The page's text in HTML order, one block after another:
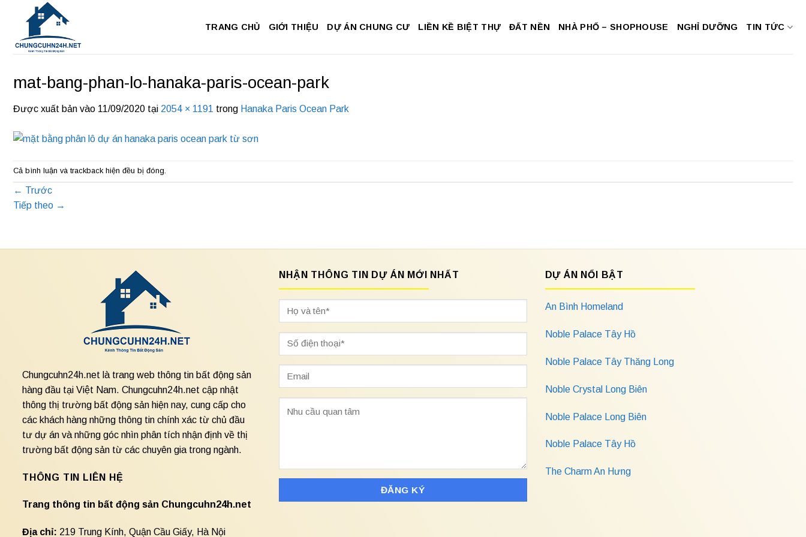
dung
TRANG CHỦ GIỚI THIỆU DỰ ÁN CHUNG CƯ LIỀN KỀ BIỆT THỰ ĐẤT NỀN NHÀ PHỐ – SHOPHOUSE NGHỈ DƯỠNG TIN TỨC
mat-bang-phan-lo-hanaka-paris-ocean-park
Được xuất bản vào 11/09/2020 tại 2054 × 1191 trong Hanaka Paris Ocean Park
Cả bình luận và trackback hiện đều bị đóng.
← Trước
Tiếp theo →
Chungcuhn24h.net là trang web thông tin bất động sản
hàng đầu tại Việt Nam. Chungcuhn24h.net cập nhật
thông thị trường bất động sản hiện nay, cung cấp cho
các khách hàng những thông tin chính xác từ chủ đầu
tư dự án và những góc nhìn phân tích nhận định về thị
trường bất động sản từ các chuyên gia trong ngành.
THÔNG TIN LIÊN HỆ
Trang thông tin bất động sản Chungcuhn24h.net
Địa chỉ: 219 Trung Kính, Quận Cầu Giấy, Hà Nội
NHẬN THÔNG TIN DỰ ÁN MỚI NHẤT DỰ ÁN NỔI BẬT
An Bình Homeland
Noble Palace Tây Hồ
Noble Palace Tây Thăng Long
Noble Crystal Long Biên
Noble Palace Long Biên
Noble Palace Tây Hồ
The Charm An Hưng